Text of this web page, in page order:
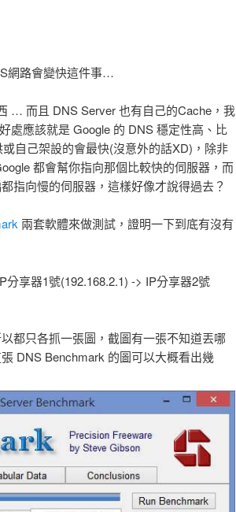
網路會變快這件事…
… 而且 DNS Server 也有自己的Cache，我
處應該就是 Google 的 DNS 穩定性高、比
自己架設的會最快(沒意外的話XD)，除非
都會幫你指向那個比較快的伺服器，而
指向慢的伺服器，這樣好像才說得過去？
兩套軟體來做測試，證明一下到底有沒有
享器1號(192.168.2.1) -> IP分享器2號
都只各抓一張圖，截圖有一張不知道丟哪
DNS Benchmark 的圖可以大概看出幾